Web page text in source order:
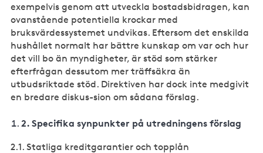
exempelvis genom att utveckla bostadsbidragen, kan
ovanstående potentiella krockar med
bruksvärdessystemet undvikas. Eftersom det enskilda
hushållet normalt har bättre kunskap om var och hur
det vill bo än myndigheter, är stöd som stärker
efterfrågan dessutom mer träffsäkra än
utbudsriktade stöd. Direktiven har dock inte medgivit
en bredare diskus-sion om sådana förslag.
2. Specifika synpunkter på utredningens förslag
2.1. Statliga kreditgarantier och topplån